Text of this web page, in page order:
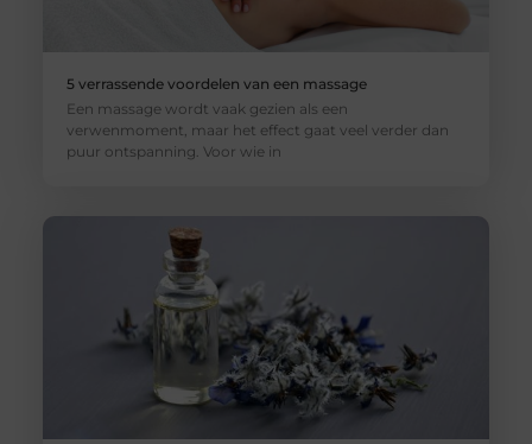
5 verrassende voordelen van een massage
Een massage wordt vaak gezien als een
verwenmoment, maar het effect gaat veel verder dan
puur ontspanning. Voor wie in